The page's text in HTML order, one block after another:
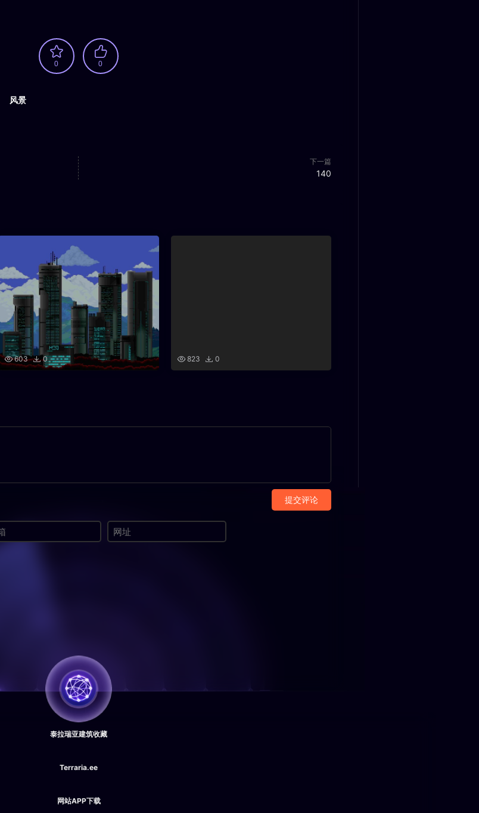
0 0
风景
下一篇
140
603 0 823 0
提交评论
泰拉瑞亚建筑收藏
Terraria.ee
网站APP下载